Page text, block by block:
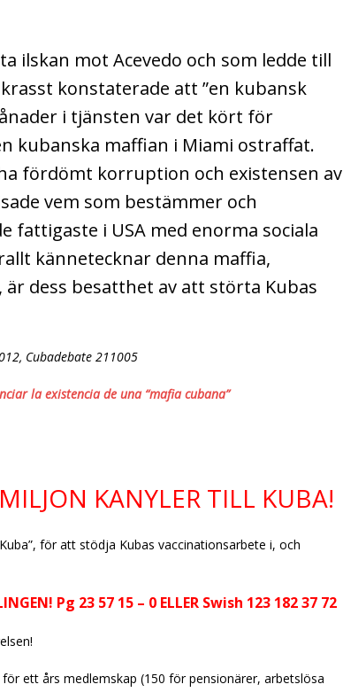
ilskan mot Acevedo och som ledde till
konstaterade att ”en kubansk
i tjänsten var det kört för
kubanska maffian i Miami ostraffat.
fördömt korruption och existensen av
vem som bestämmer och
fattigaste i USA med enorma sociala
kännetecknar denna maffia,
dess besatthet av att störta Kubas
Cubadebate 211005
la existencia de una “mafia cubana”
KANYLER TILL KUBA!
för att stödja Kubas vaccinationsarbete i, och
Pg 23 57 15 – 0 ELLER Swish 123 182 37 72
ett års medlemskap (150 för pensionärer, arbetslösa